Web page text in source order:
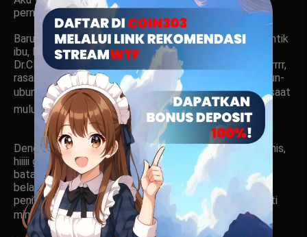
pernah bu, kataku â€œ
Baru kali ini aku telanjang di hadapan wanita yang secantik
ibu, langsung aku yang melihat dari belakang wajah
Dr.Claudia menyentuh penisku dengan mulutnya. Gerrrrrrrr,
rasanya langsung merinding dari dengkul sampai ke ubun-
ubun kepala. â€œAhhhhhhhâ€ Aku sempat mendesah saat
mulut Dr.Claudia mengulum penisku.
Dengan lidahnya, dia memainkan menjilati dari ujung penis,
hiiiii geli sekali dan merinding kurasakan hampir semua
batang penisku masuk ke dalam mulutnya. Ku lihat dari
belakang kepala bu cloudia naik turun, dia mengocok
penisku dengan mulutnya sambil disedot-sedot seperti
minunm es, â€œslrupp sslrupppâ€